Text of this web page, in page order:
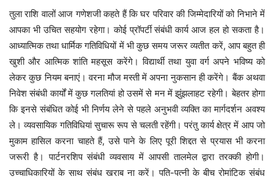
तुला राशि वालों आज गणेशजी कहते हैं कि घर परिवार की जिम्मेदारियों को निभाने में
आपका भी उचित सहयोग रहेगा। कोई प्रॉपर्टी संबंधी कार्य आज हल हो सकता है।
आध्यात्मिक तथा धार्मिक गतिविधियों में भी कुछ समय जरूर व्यतीत करें, आप बहुत ही
खुशी और आत्मिक शांति महसूस करेंगे। विद्यार्थी तथा युवा वर्ग अपने भविष्य को
लेकर कुछ नियम बनाएं। वरना मौज मस्ती में अपना नुकसान ही करेंगे। बैंक अथवा
निवेश संबंधी कार्यों में कुछ गलतियां हो उसमें से मन में झुंझलाहट रहेगी। बेहतर होगा
कि इनसे संबंधित कोई भी निर्णय लेने से पहले अनुभवी व्यक्ति का मार्गदर्शन अवश्य
ले। व्यवसायिक गतिविधियां सुचारू रूप से चलती रहेंगी। परंतु कार्य क्षेत्र में आप जो
मुकाम हासिल करना चाहते हैं, उसे पाने के लिए पूरी शिद्दत से प्रयास भी करना
जरूरी है। पार्टनरशिप संबंधी व्यवसाय में आपसी तालमेल द्वारा तरक्की होगी।
उच्चाधिकारियों के साथ संबंध खराब ना करें। पति-पत्नी के बीच रोमांटिक संबंध